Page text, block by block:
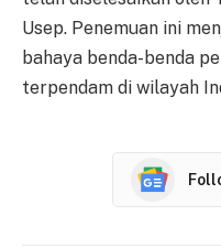
Usep. Penemuan ini
bahaya benda-benda
terpendam di wilayah